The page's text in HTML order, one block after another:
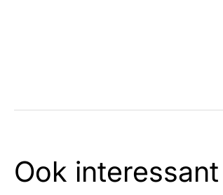
Ook interessant